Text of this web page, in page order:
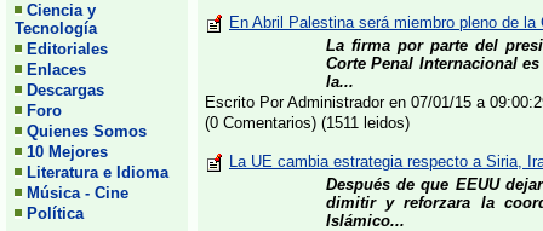
Ciencia y
Tecnología
Editoriales
Enlaces
Descargas
Foro
Quienes Somos
10 Mejores
Literatura e Idioma
Música - Cine
Política
En Abril Palestina será miembro pleno de
La firma por parte del
Corte Penal Internacional
la...
Escrito Por Administrador en 07/01/15 a
(0 Comentarios) (1511 leidos)
La UE cambia estrategia respecto a Siria,
Después de que EEUU
dimitir y reforzara la
Islámico...